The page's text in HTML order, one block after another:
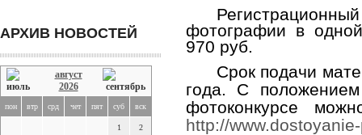
АРХИВ НОВОСТЕЙ
август
2026
пон втр срд чет пят суб вск
1 2
фотографии в
970 руб.
Срок подачи
года. С
фотоконкурсе
http://